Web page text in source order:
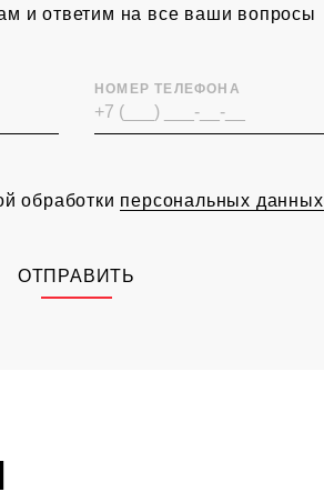
и ответим на все ваши вопросы
НОМЕР ТЕЛЕФОНА
обработки персональных данных
ОТПРАВИТЬ